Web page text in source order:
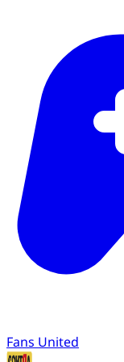
Fans United